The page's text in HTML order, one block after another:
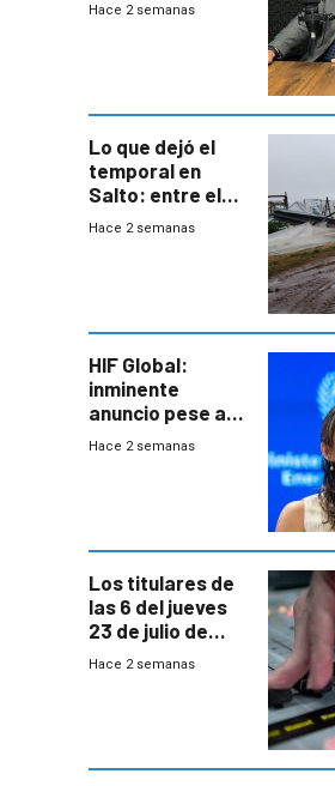
Hace 2 semanas
Lo que dejó el
temporal en
Salto: entre el
impacto
Hace 2 semanas
HIF Global:
inminente
anuncio pese a
declaración de
gobierno
Hace 2 semanas
Los titulares de
las 6 del jueves
23 de julio de
2026
Hace 2 semanas